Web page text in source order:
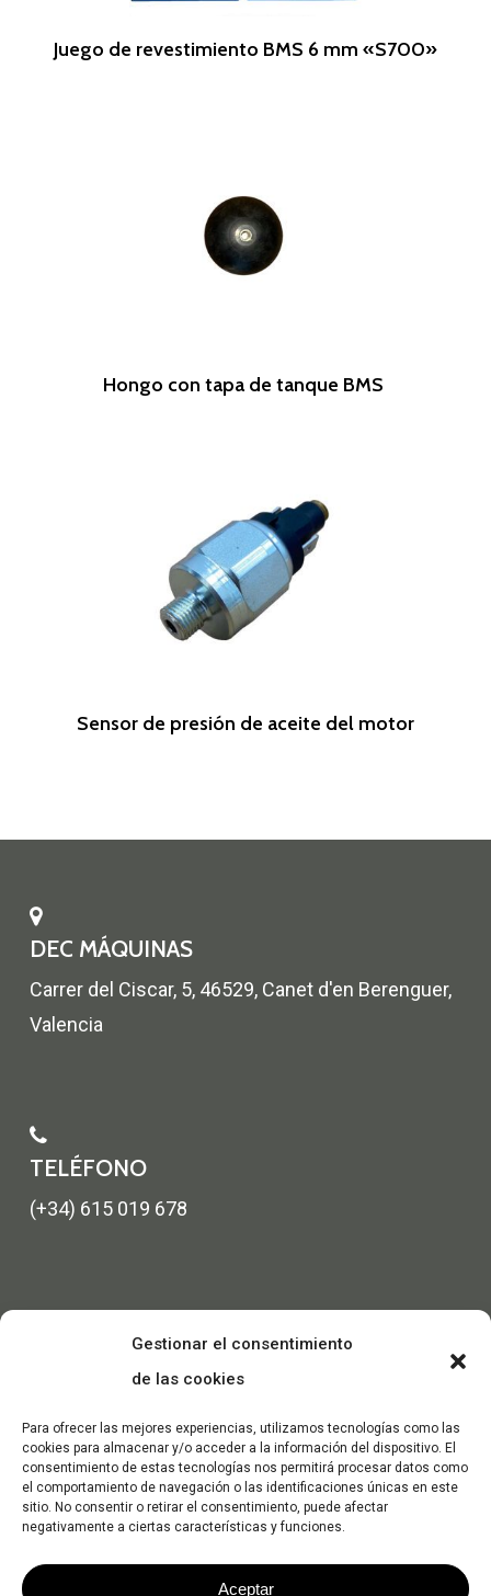
Gestionar el consentimiento
de las cookies
Para ofrecer las mejores experiencias, utilizamos tecnologías como las
cookies para almacenar y/o acceder a la información del dispositivo. El
consentimiento de estas tecnologías nos permitirá procesar datos como
el comportamiento de navegación o las identificaciones únicas en este
sitio. No consentir o retirar el consentimiento, puede afectar
negativamente a ciertas características y funciones.
Aceptar
Leer Más
Juego de revestimiento BMS 6 mm «S700»
Leer Más
Hongo con tapa de tanque BMS
Leer Más
Sensor de presión de aceite del motor
DEC MÁQUINAS
Carrer del Ciscar, 5, 46529, Canet d'en Berenguer,
Valencia
TELÉFONO
(+34) 615 019 678